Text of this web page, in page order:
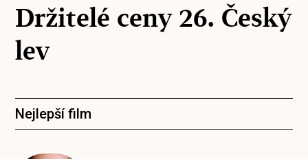
Držitelé ceny 26. Český
lev
Nejlepší film